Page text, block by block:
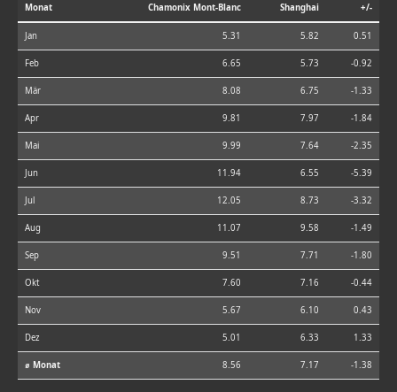
Monat Chamonix Mont-Blanc Shanghai +/-
Jan 5.31 5.82 0.51
Feb 6.65 5.73 -0.92
Mär 8.08 6.75 -1.33
Apr 9.81 7.97 -1.84
Mai 9.99 7.64 -2.35
Jun 11.94 6.55 -5.39
Jul 12.05 8.73 -3.32
Aug 11.07 9.58 -1.49
Sep 9.51 7.71 -1.80
Okt 7.60 7.16 -0.44
Nov 5.67 6.10 0.43
Dez 5.01 6.33 1.33
⌀ Monat 8.56 7.17 -1.38